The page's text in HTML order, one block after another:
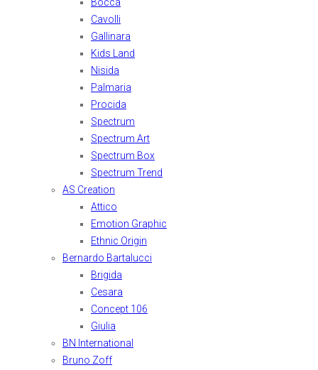
Cavolli
Gallinara
Kids Land
Nisida
Palmaria
Procida
Spectrum
Spectrum Art
Spectrum Box
Spectrum Trend
AS Creation
Attico
Emotion Graphic
Ethnic Origin
Bernardo Bartalucci
Brigida
Cesara
Concept 106
Giulia
BN International
Bruno Zoff